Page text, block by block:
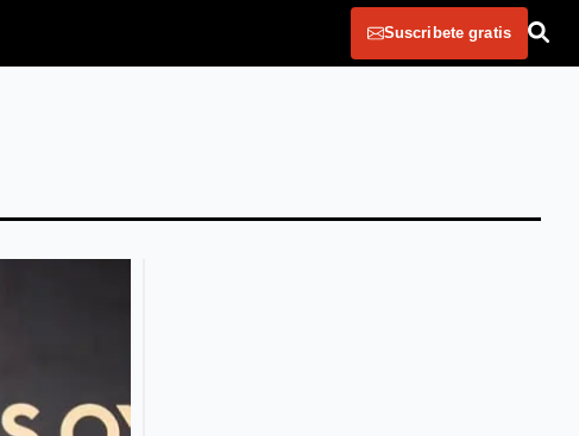
Suscribete gratis